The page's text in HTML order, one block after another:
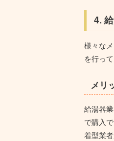
4.
様々な
を行っ
メリ
給湯器
で購入
着型業